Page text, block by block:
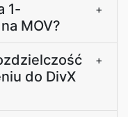
1-
MOV?
+
do DivX
+